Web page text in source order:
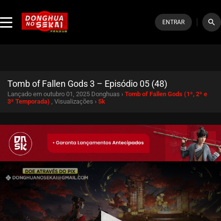
ENTRAR search
Tomb of Fallen Gods 3 – Episódio 05 (48)
Lançado em outubro 01, 2025 Donghuas › Tomb of Fallen Gods (1ª, 2ª e
3ª Temporada)
, Visualizações › 5k